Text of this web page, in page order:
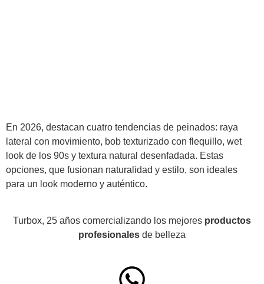
En 2026, destacan cuatro tendencias de peinados: raya
lateral con movimiento, bob texturizado con flequillo, wet
look de los 90s y textura natural desenfadada. Estas
opciones, que fusionan naturalidad y estilo, son ideales
para un look moderno y auténtico.
Turbox, 25 años comercializando los mejores productos
profesionales de belleza